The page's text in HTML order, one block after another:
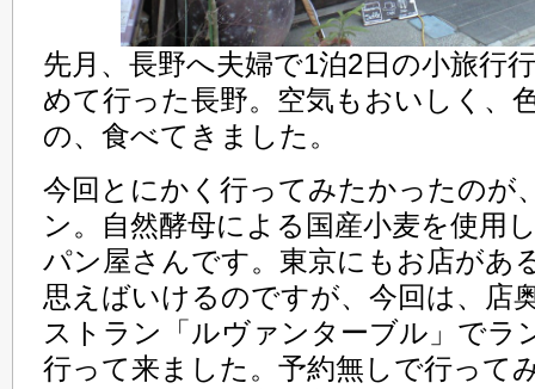
先月、長野へ夫婦で1泊2日の小旅行
めて行った長野。空気もおいしく、
の、食べてきました。
今回とにかく行ってみたかったのが
ン。自然酵母による国産小麦を使用
パン屋さんです。東京にもお店があ
思えばいけるのですが、今回は、店
ストラン「ルヴァンターブル」でラ
行って来ました。予約無しで行って